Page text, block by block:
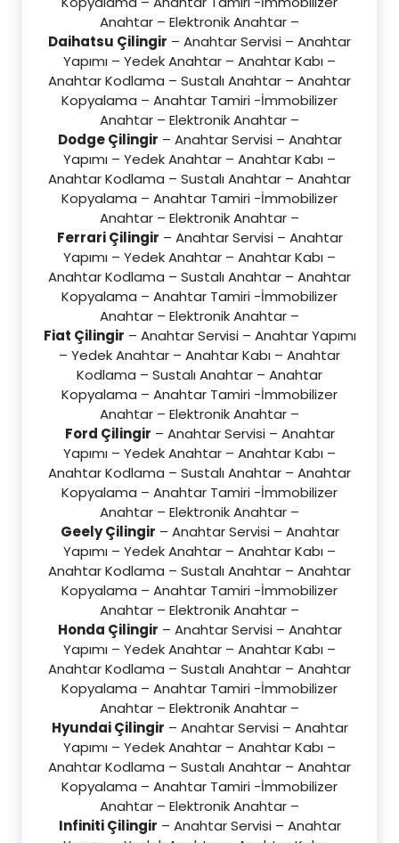
Anahtar – Elektronik Anahtar –
Daihatsu Çilingir – Anahtar Servisi – Anahtar
Yapımı – Yedek Anahtar – Anahtar Kabı –
Anahtar Kodlama – Sustalı Anahtar – Anahtar
Kopyalama – Anahtar Tamiri -İmmobilizer
Anahtar – Elektronik Anahtar –
Dodge Çilingir – Anahtar Servisi – Anahtar
Yapımı – Yedek Anahtar – Anahtar Kabı –
Anahtar Kodlama – Sustalı Anahtar – Anahtar
Kopyalama – Anahtar Tamiri -İmmobilizer
Anahtar – Elektronik Anahtar –
Ferrari Çilingir – Anahtar Servisi – Anahtar
Yapımı – Yedek Anahtar – Anahtar Kabı –
Anahtar Kodlama – Sustalı Anahtar – Anahtar
Kopyalama – Anahtar Tamiri -İmmobilizer
Anahtar – Elektronik Anahtar –
Fiat Çilingir – Anahtar Servisi – Anahtar Yapımı
– Yedek Anahtar – Anahtar Kabı – Anahtar
Kodlama – Sustalı Anahtar – Anahtar
Kopyalama – Anahtar Tamiri -İmmobilizer
Anahtar – Elektronik Anahtar –
Ford Çilingir – Anahtar Servisi – Anahtar
Yapımı – Yedek Anahtar – Anahtar Kabı –
Anahtar Kodlama – Sustalı Anahtar – Anahtar
Kopyalama – Anahtar Tamiri -İmmobilizer
Anahtar – Elektronik Anahtar –
Geely Çilingir – Anahtar Servisi – Anahtar
Yapımı – Yedek Anahtar – Anahtar Kabı –
Anahtar Kodlama – Sustalı Anahtar – Anahtar
Kopyalama – Anahtar Tamiri -İmmobilizer
Anahtar – Elektronik Anahtar –
Honda Çilingir – Anahtar Servisi – Anahtar
Yapımı – Yedek Anahtar – Anahtar Kabı –
Anahtar Kodlama – Sustalı Anahtar – Anahtar
Kopyalama – Anahtar Tamiri -İmmobilizer
Anahtar – Elektronik Anahtar –
Hyundai Çilingir – Anahtar Servisi – Anahtar
Yapımı – Yedek Anahtar – Anahtar Kabı –
Anahtar Kodlama – Sustalı Anahtar – Anahtar
Kopyalama – Anahtar Tamiri -İmmobilizer
Anahtar – Elektronik Anahtar –
Infiniti Çilingir – Anahtar Servisi – Anahtar